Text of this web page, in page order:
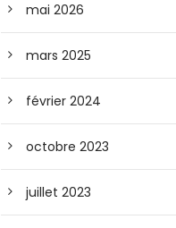
mai 2026
mars 2025
février 2024
octobre 2023
juillet 2023